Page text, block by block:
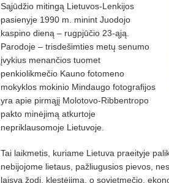
Sąjūdžio mitingą Lietuvos-Lenkijos
pasienyje 1990 m. minint Juodojo
kaspino dieną – rugpjūčio 23-ąją.
Parodoje – trisdešimties metų senumo
įvykius menančios tuomet
penkiolikmečio Kauno fotomeno
mokyklos mokinio Mindaugo fotografijos
yra apie pirmąjį Molotovo-Ribbentropo
pakto minėjimą atkurtoje
nepriklausomoje Lietuvoje.
Tai laikmetis, kuriame Lietuva praeityje
nebijojome lietaus, pažliugusios pievos,
laisvą žodį, klestėjimą, o sovietmečio,